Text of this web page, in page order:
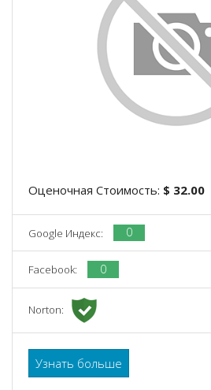
Оценочная Стоимость: $ 32.00
Google Индекс: 0
Facebook: 0
Norton:
Узнать больше